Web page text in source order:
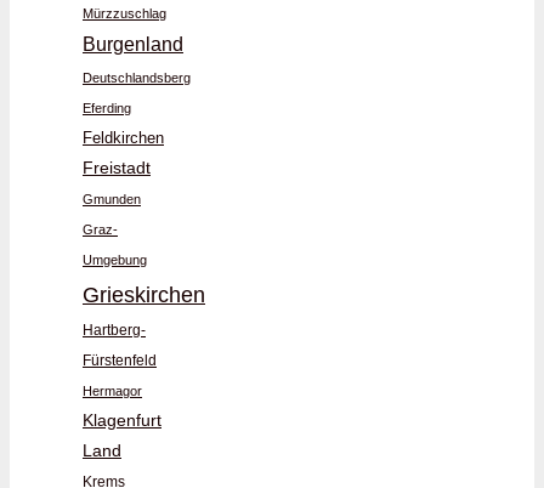
Mürzzuschlag
Burgenland
Deutschlandsberg
Eferding
Feldkirchen
Freistadt
Gmunden
Graz-
Umgebung
Grieskirchen
Hartberg-
Fürstenfeld
Hermagor
Klagenfurt
Land
Krems